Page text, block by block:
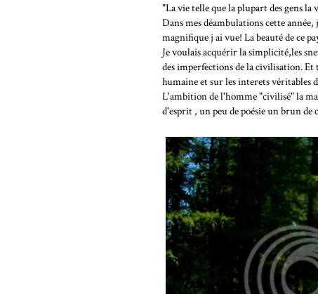
"La vie telle que la plupart des gens
Dans mes déambulations cette
magnifique j ai vue! La beauté de ce
Je voulais acquérir la simplicité,les
des imperfections de la civilisation.
humaine et sur les interets véritables
L'ambition de l'homme "civilisé" la
d'esprit , un peu de poésie un brun de